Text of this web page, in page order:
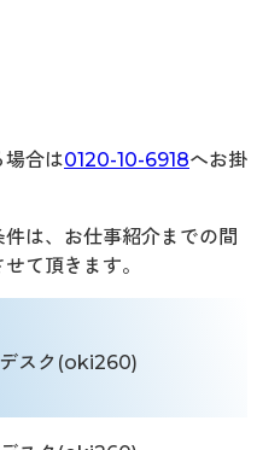
場合は0120-10-6918へお掛
は、お仕事紹介までの間
て頂きます。
スク(oki260)